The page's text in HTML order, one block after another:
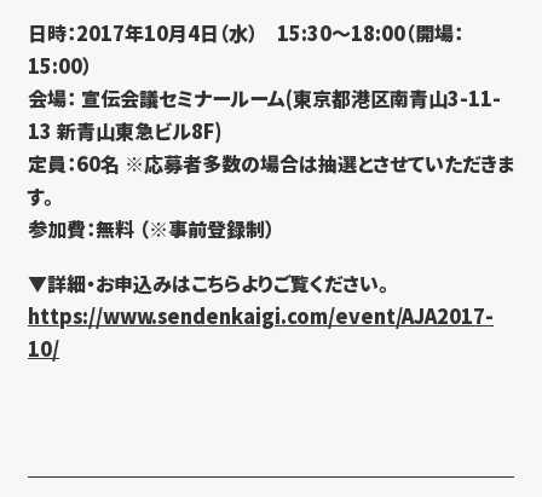
日時：2017年10月4日（水） 15:30～18:00（開場：
15:00）
会場： 宣伝会議セミナールーム(東京都港区南青山3-11-
13 新青山東急ビル8F)
定員：60名 ※応募者多数の場合は抽選とさせていただきま
す。
参加費：無料 （※事前登録制）
▼詳細・お申込みはこちらよりご覧ください。
https://www.sendenkaigi.com/event/AJA2017-
10/